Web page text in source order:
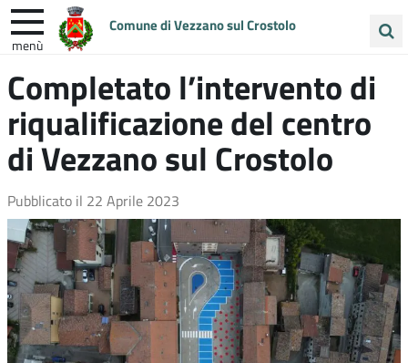
Comune di Vezzano sul Crostolo
menù
nel
sito
ENTRA IN COMUNE VIVI VEZZANO
UNIONE COLLINE MATILDICHE
Completato l’intervento di
riqualificazione del centro
di Vezzano sul Crostolo
Pubblicato il 22 Aprile 2023